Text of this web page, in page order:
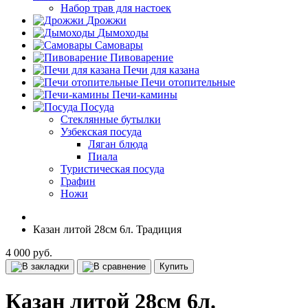
Набор трав для настоек
Дрожжи
Дымоходы
Самовары
Пивоварение
Печи для казана
Печи отопительные
Печи-камины
Посуда
Стеклянные бутылки
Узбекская посуда
Ляган блюда
Пиала
Туристическая посуда
Графин
Ножи
Казан литой 28см 6л. Традиция
4 000 руб.
Купить
Казан литой 28см 6л.